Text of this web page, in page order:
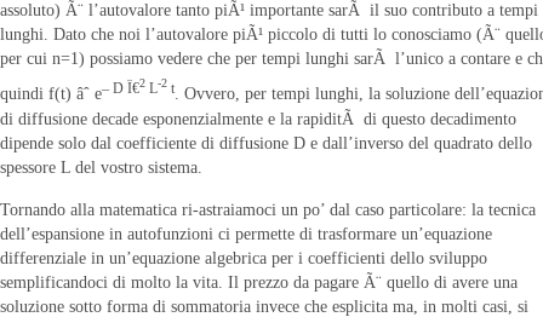
assoluto) Ã¨ l’autovalore tanto piÃ¹ importante sarÃ il suo contributo a tempi
lunghi. Dato che noi l’autovalore piÃ¹ piccolo di tutti lo conosciamo (Ã¨
per cui n=1) possiamo vedere che per tempi lunghi sarÃ l’unico a contare e
quindi f(t) âˆ e– D Ï€2 L-2 t. Ovvero, per tempi lunghi, la soluzione
di diffusione decade esponenzialmente e la rapiditÃ di questo decadimento
dipende solo dal coefficiente di diffusione D e dall’inverso del quadrato dello
spessore L del vostro sistema.
Tornando alla matematica ri-astraiamoci un po’ dal caso particolare: la tecnica
dell’espansione in autofunzioni ci permette di trasformare un’equazione
differenziale in un’equazione algebrica per i coefficienti dello sviluppo
semplificandoci di molto la vita. Il prezzo da pagare Ã¨ quello di avere una
soluzione sotto forma di sommatoria invece che esplicita ma, in molti casi, si